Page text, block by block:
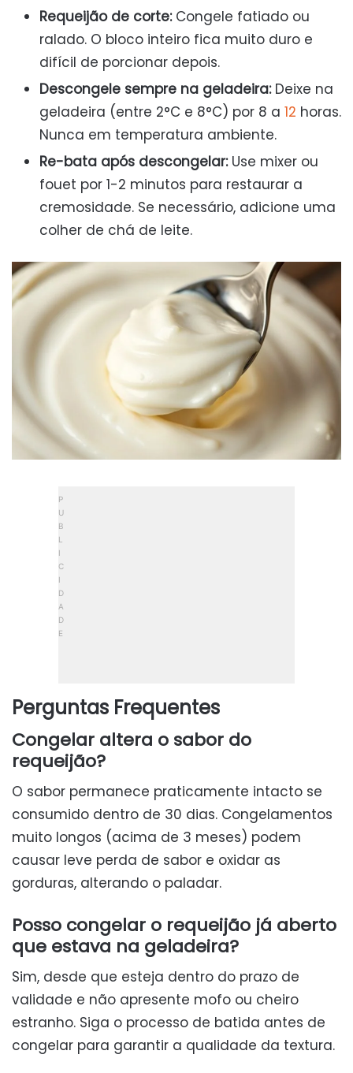
Requeijão de corte:Congele fatiado ou
ralado. O bloco inteiro fica muito duro e
difícil de porcionar depois.
Descongele sempre na geladeira:Deixe na
geladeira (entre 2°C e 8°C) por 8 a 12 horas.
Nunca em temperatura ambiente.
Re-bata após descongelar:Use mixer ou
fouet por 1-2 minutos para restaurar a
cremosidade. Se necessário, adicione uma
colher de chá de leite.
Perguntas Frequentes
Congelar altera o sabor do
requeijão?
O sabor permanece praticamente intacto se
consumido dentro de 30 dias. Congelamentos
muito longos (acima de 3 meses) podem
causar leve perda de sabor e oxidar as
gorduras, alterando o paladar.
Posso congelar o requeijão já aberto
que estava na geladeira?
Sim, desde que esteja dentro do prazo de
validade e não apresente mofo ou cheiro
estranho. Siga o processo de batida antes de
congelar para garantir a qualidade da textura.